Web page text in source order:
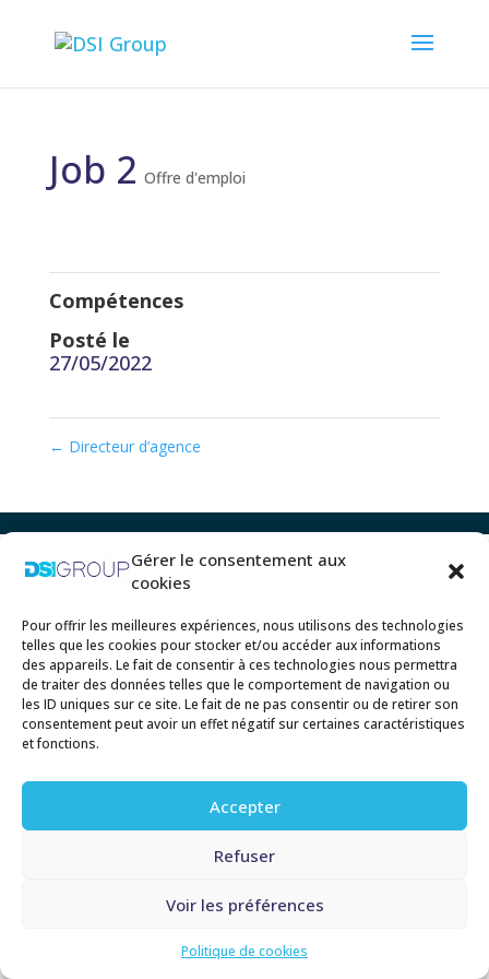
Gérer le consentement aux
cookies
Pour offrir les meilleures expériences, nous utilisons des technologies
telles que les cookies pour stocker et/ou accéder aux informations
des appareils. Le fait de consentir à ces technologies nous permettra
de traiter des données telles que le comportement de navigation ou
les ID uniques sur ce site. Le fait de ne pas consentir ou de retirer son
consentement peut avoir un effet négatif sur certaines caractéristiques
et fonctions.
Accepter
Refuser
Voir les préférences
Politique de cookies
Job 2 Offre d'emploi
Compétences
Posté le
27/05/2022
← Directeur d’agence